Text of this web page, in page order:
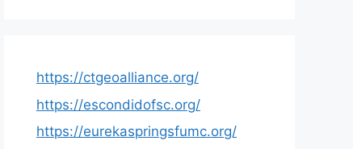
https://ctgeoalliance.org/
https://escondidofsc.org/
https://eurekaspringsfumc.org/